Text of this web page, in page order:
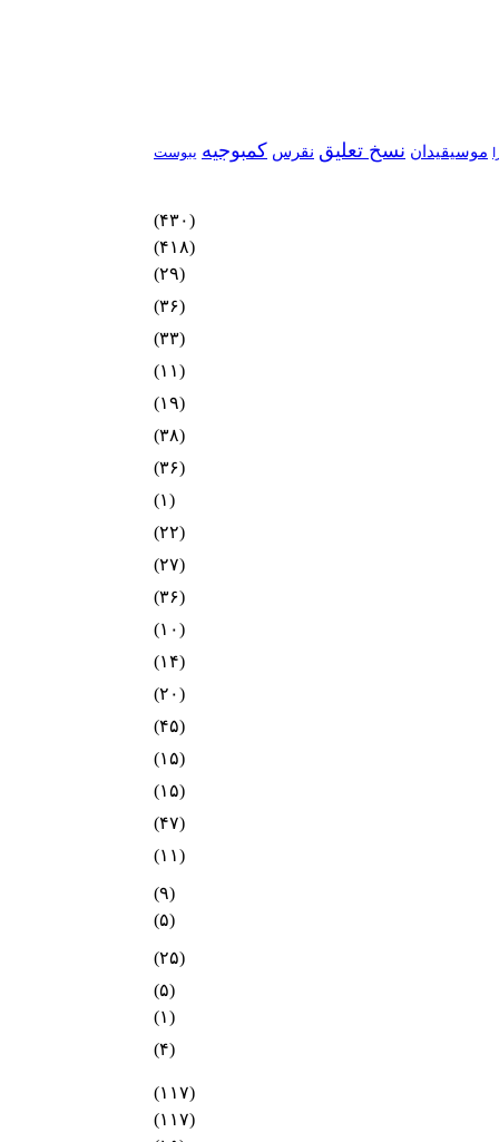
موسیقیدان نسخ تعلیق نقرس کمبوجیه یبوست
(۴۳۰)
(۴۱۸)
(۲۹)
(۳۶)
(۳۳)
(۱۱)
(۱۹)
(۳۸)
(۳۶)
(۱)
(۲۲)
(۲۷)
(۳۶)
(۱۰)
(۱۴)
(۲۰)
(۴۵)
(۱۵)
(۱۵)
(۴۷)
(۱۱)
(۹)
(۵)
(۲۵)
(۵)
(۱)
(۴)
(۱۱۷)
(۱۱۷)